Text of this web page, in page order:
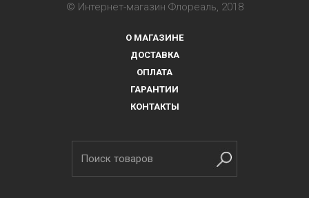
© Интернет-магазин Флореаль, 2018
О МАГАЗИНЕ
ДОСТАВКА
ОПЛАТА
ГАРАНТИИ
КОНТАКТЫ